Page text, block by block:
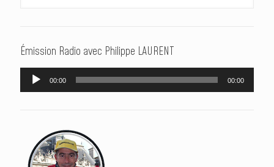
Émission Radio avec Philippe LAURENT
Lecteur
audio
00:00 00:00